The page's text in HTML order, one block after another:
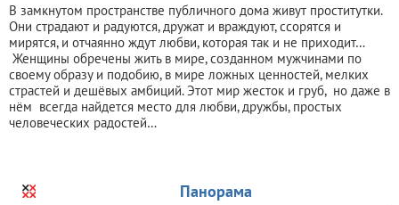
В замкнутом пространстве публичного дома живут проститутки.
Они страдают и радуются, дружат и враждуют, ссорятся и
мирятся, и отчаянно ждут любви, которая так и не приходит…
Женщины обречены жить в мире, созданном мужчинами по
своему образу и подобию, в мире ложных ценностей, мелких
страстей и дешёвых амбиций. Этот мир жесток и груб, но даже в
нём всегда найдется место для любви, дружбы, простых
человеческих радостей…
Панорама